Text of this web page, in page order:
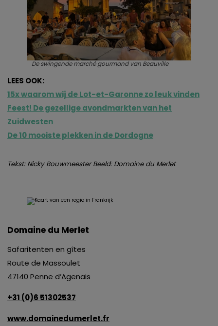
De swingende marché gourmand van Beauville
LEES OOK:
15x waarom wij de Lot-et-Garonne zo leuk vinden
Feest! De gezellige avondmarkten van het
Zuidwesten
De 10 mooiste plekken in de Dordogne
Tekst: Nicky Bouwmeester Beeld: Domaine du Merlet
Domaine du Merlet
Safaritenten en gîtes
Route de Massoulet
47140 Penne d’Agenais
+31 (0)6 51302537
www.domainedumerlet.fr